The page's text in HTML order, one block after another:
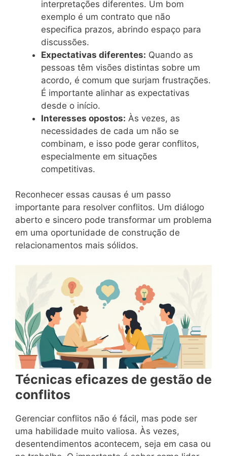
interpretações diferentes. Um bom
exemplo é um contrato que não
especifica prazos, abrindo espaço para
discussões.
Expectativas diferentes: Quando as
pessoas têm visões distintas sobre um
acordo, é comum que surjam frustrações.
É importante alinhar as expectativas
desde o início.
Interesses opostos: Às vezes, as
necessidades de cada um não se
combinam, e isso pode gerar conflitos,
especialmente em situações
competitivas.
Reconhecer essas causas é um passo
importante para resolver conflitos. Um diálogo
aberto e sincero pode transformar um problema
em uma oportunidade de construção de
relacionamentos mais sólidos.
Técnicas eficazes de gestão de
conflitos
Gerenciar conflitos não é fácil, mas pode ser
uma habilidade muito valiosa. Às vezes,
desentendimentos acontecem, seja em casa ou